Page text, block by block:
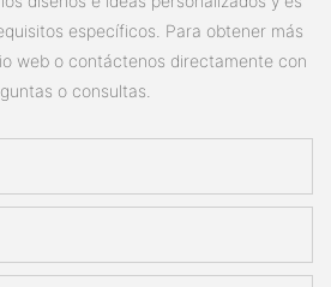
específicos. Para obtener más
web o contáctenos directamente con
o consultas.